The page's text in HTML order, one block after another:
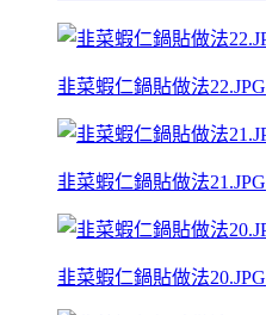
韭菜蝦仁鍋貼做法22.JPG
韭菜蝦仁鍋貼做法21.JPG
韭菜蝦仁鍋貼做法20.JPG